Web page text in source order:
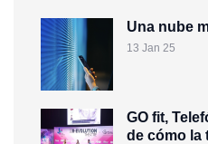
Una nube
13 Jan 25
GO fit,
de cómo la